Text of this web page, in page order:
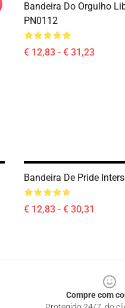
Bandeira Do Orgulho
PN0112
€ 12,83 - € 31,23
Bandeira De Pride
€ 12,83 - € 30,31
Compre com